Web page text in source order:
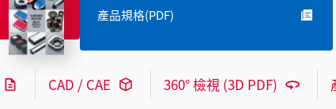
產品規格(PDF)
CAD / CAE 360° 檢視 (3D PDF)